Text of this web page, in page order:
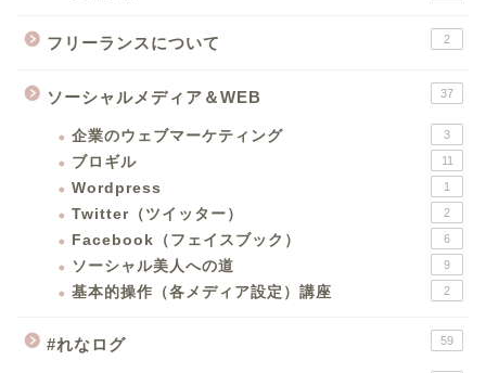
フリーランスについて 2
ソーシャルメディア＆WEB 37
企業のウェブマーケティング 3
ブロギル 11
Wordpress 1
Twitter（ツイッター） 2
Facebook（フェイスブック） 6
ソーシャル美人への道 9
基本的操作（各メディア設定）講座 2
#れなログ 59